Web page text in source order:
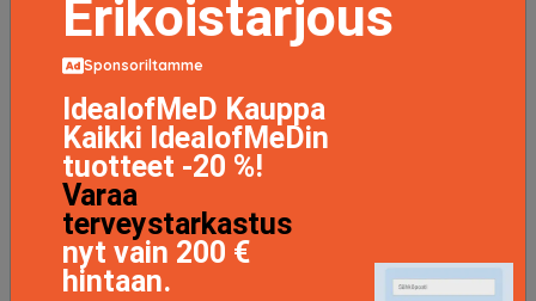
Erikoistarjous
Sponsoriltamme
IdealofMeD Kauppa
Kaikki IdealofMeDin
tuotteet -20 %!
Varaa
terveystarkastus
nyt vain 200 €
hintaan.